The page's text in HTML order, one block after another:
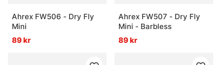
Ahrex FW506 - Dry Fly
Mini
89 kr
Ahrex FW507 - Dry Fly
Mini - Barbless
89 kr